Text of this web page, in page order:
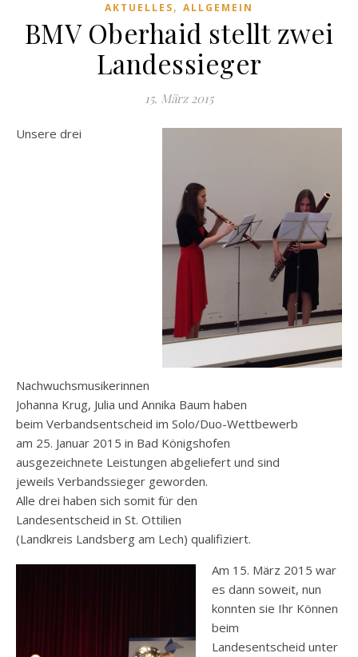
AKTUELLES, ALLGEMEIN
BMV Oberhaid stellt zwei
Landessieger
15. März 2015
Unsere drei
Nachwuchsmusikerinnen
Johanna Krug, Julia und Annika Baum haben
beim Verbandsentscheid im Solo/Duo-Wettbewerb
am 25. Januar 2015 in Bad Königshofen
ausgezeichnete Leistungen abgeliefert und sind
jeweils Verbandssieger geworden.
Alle drei haben sich somit für den
Landesentscheid in St. Ottilien
(Landkreis Landsberg am Lech) qualifiziert.
Am 15. März 2015 war
es dann soweit, nun
konnten sie Ihr Können
beim
Landesentscheid unter